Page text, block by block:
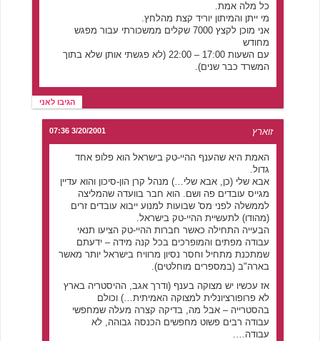
כל מלה אמת.
מי ייתן והמיתון יוריד קצת מהלחץ.
אני מוכן לקצץ 7000 שקלים ממשכורתי עבור מפגש
מחודש
עם השעות 17:00 – 22:00 (לא פגשתי אותן שלא בתוך
המשרד כבר שנים).
הגיבו לאני
זוארץ 3/20/2001 07:36
האמת היא שהענף ההיי-טק בישראל הוא פלופ אחד
גדול.
אבא שלי (כן, אבא שלי…) מנהל קרן הון-סיכון והוא עדיין
מגייס עובדים פה ושם. הוא חבר בוועדה שהמליצה
לממשלה לפני מס' שבועות למנוע ייבוא עובדים זרים
(מהודו) לתעשיית ההיי-טק בישראל.
הבעייה התחילה כאשר חברות ההיי-טק הציעו תנאי
עבודה מפתים והמופרכים בכל קנה מידה – ידעתם
שמתכנת מתחיל וחסר נסיון מרוויח בישראל יותר מאשר
בארה"ב (במספרים מוחלטים).
אז עכשיו יש מצוקה בענף (ודרך אגב, ההיסטריה בארץ
לא פרופורציונלית למצוקה האמיתית…) וכולם
בהסטרייה – אבל מה, בדיקה קצרה מעלה שמחפשי
עבודה רבים פשוט מחפשים הכנסה גבוהה, לא
עבודה….